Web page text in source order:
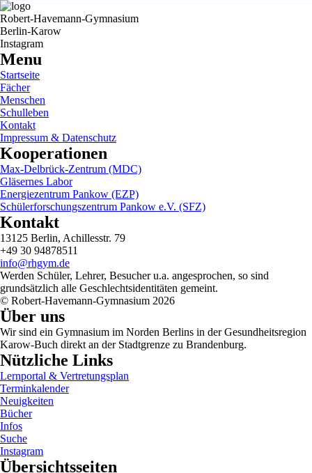
Robert-Havemann-Gymnasium
Berlin-Karow
Instagram
Menu
Startseite
Fächer
Menschen
Schulleben
Kontakt
Impressum & Datenschutz
Kooperationen
Max-Delbrück-Zentrum (MDC)
Gläsernes Labor
Energiezentrum Pankow (EZP)
Schülerforschungszentrum Pankow e.V. (SFZ)
Kontakt
13125 Berlin, Achillesstr. 79
+49 30 94878511
info@rhgym.de
Werden Schüler, Lehrer, Besucher u.a. angesprochen, so sind
grundsätzlich alle Geschlechtsidentitäten gemeint.
© Robert-Havemann-Gymnasium 2026
Über uns
Wir sind ein Gymnasium im Norden Berlins in der Gesundheitsregion
Karow-Buch direkt an der Stadtgrenze zu Brandenburg.
Nützliche Links
Lernportal & Vertretungsplan
Terminkalender
Neuigkeiten
Bücher
Infos
Suche
Instagram
Übersichtsseiten